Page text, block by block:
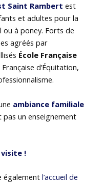
Saint Rambert est
et adultes pour la
ou à poney. Forts de
agréés par
École Française
d’Équitation,
ambiance familiale
pas un enseignement
visite !
égalementl’accueil de